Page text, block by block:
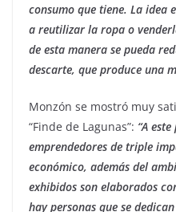
consumo que tiene. La idea
a reutilizar la ropa o
de esta manera se pueda
descarte, que produce una
Monzón se mostró muy
“Finde de Lagunas”: “A
emprendedores de triple
económico, además del
exhibidos son elaborados
hay personas que se